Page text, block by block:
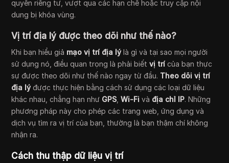
quyền riêng tư, vượt qua các hạn chế hoặc truy cập nội
dung bị khóa vùng.
Vị trí địa lý được theo dõi như thế nào?
Khi bạn hiểu giả mạo vị trí địa lýlà gì và tại sao mọi người
sử dụng nó, điều quan trọng là phải biếtvị trícủa bạn thực
sự được theo dõi như thế nào ngay từ đầu. Theo dõi vị trí
địa lýđược thực hiện bằng cách sử dụng các loại dữ liệu
khác nhau, chẳng hạn như GPS ,Wi-Fi và địa chỉ IP. Những
phương pháp này cho phép các trang web, ứng dụng và
dịch vụ tìm ra vị trí của bạn, thường là bạn thậm chí không
nhận ra.
Cách thu thập dữ liệu vị trí